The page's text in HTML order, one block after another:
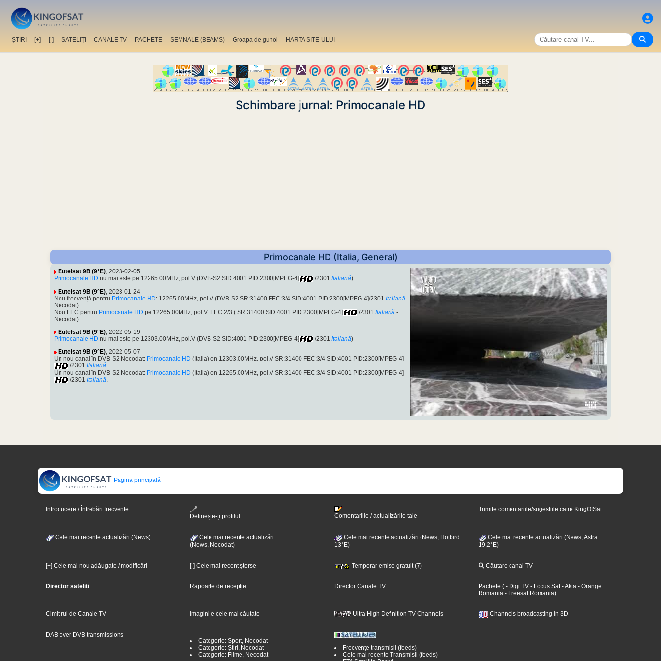
ȘTIRI [+] [-] SATELIȚI CANALE TV PACHETE SEMNALE (BEAMS) Groapa de gunoi HARTA SITE-ULUI
Schimbare jurnal: Primocanale HD
Primocanale HD (Italia, General)
Eutelsat 9B (9°E), 2023-02-05
Primocanale HD nu mai este pe 12265.00MHz, pol.V (DVB-S2 SID:4001 PID:2300[MPEG-4] /2301 Italiană)
Eutelsat 9B (9°E) , 2023-01-24
Nou frecvență pentru Primocanale HD: 12265.00MHz, pol.V (DVB-S2 SR:31400 FEC:3/4 SID:4001 PID:2300[MPEG-4]/2301 Italiană-
Necodat).
Nou FEC pentru Primocanale HD pe 12265.00MHz, pol.V: FEC:2/3 ( SR:31400 SID:4001 PID:2300[MPEG-4] /2301 Italiană -
Necodat).
Eutelsat 9B (9°E), 2022-05-19
Primocanale HD nu mai este pe 12303.00MHz, pol.V (DVB-S2 SID:4001 PID:2300[MPEG-4] /2301 Italiană)
Eutelsat 9B (9°E), 2022-05-07
Un nou canal în DVB-S2 Necodat: Primocanale HD (Italia) on 12303.00MHz, pol.V SR:31400 FEC:3/4 SID:4001 PID:2300[MPEG-4]
/2301 Italiană.
Un nou canal în DVB-S2 Necodat: Primocanale HD (Italia) on 12265.00MHz, pol.V SR:31400 FEC:3/4 SID:4001 PID:2300[MPEG-4]
/2301 Italiană
Pagina principală
Introducere / Întrebări frecvente
Definește-ți profilul
Comentariile / actualizările tale
Trimite comentariile/sugestiile catre KingOfSat
Cele mai recente actualizări (News)
Cele mai recente actualizări
(News, Necodat)
Cele mai recente actualizări (News, Hotbird
13°E)
Cele mai recente actualizări (News, Astra
19,2°E)
[+] Cele mai nou adăugate / modificări [-] Cele mai recent șterse Temporar emise gratuit (7) Căutare canal TV
Director sateliți Rapoarte de recepție Director Canale TV Pachete (- Digi TV - Focus Sat- Akta - Orange
Romania - Freesat Romania)
Cimitirul de Canale TV Imaginile cele mai căutate Ultra High Definition TV Channels Channels broadcasting in 3D
DAB over DVB transmissions
Categorie: Sport, Necodat
Categorie: Știri, Necodat
Categorie: Filme, Necodat
Frecvențe transmisii (feeds)
Cele mai recente Transmisii (feeds)